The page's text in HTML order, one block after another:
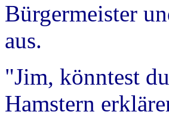
Bürgermeister
aus.
"Jim, könntest
Hamstern